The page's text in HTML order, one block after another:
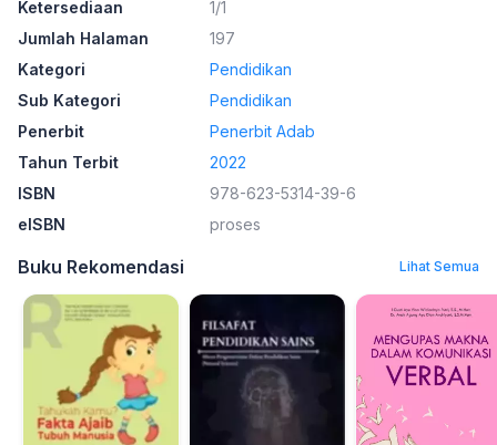
Ketersediaan
1/1
Jumlah Halaman
197
Kategori
Pendidikan
Sub Kategori
Pendidikan
Penerbit
Penerbit Adab
Tahun Terbit
2022
ISBN
978-623-5314-39-6
eISBN
proses
Buku Rekomendasi Lihat Semua